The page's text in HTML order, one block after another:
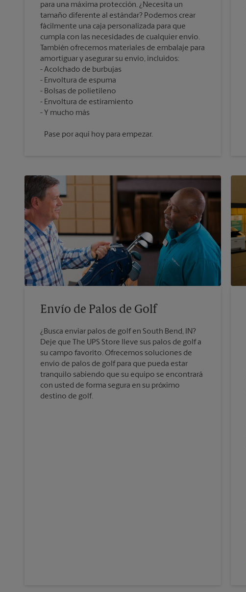
para una máxima protección. ¿Necesita un
tamaño diferente al estándar? Podemos crear
fácilmente una caja personalizada para que
cumpla con las necesidades de cualquier envío.
También ofrecemos materiales de embalaje para
amortiguar y asegurar su envío, incluidos:
Acolchado de burbujas
Envoltura de espuma
Bolsas de polietileno
Envoltura de estiramiento
Pase por aquí hoy para empezar.
Envío de Palos de Golf
¿Busca enviar palos de golf en South Bend, IN?
Deje que The UPS Store lleve sus palos de golf a
su campo favorito. Ofrecemos soluciones de
envío de palos de golf para que pueda estar
tranquilo sabiendo que su equipo se encontrará
con usted de forma segura en su próximo
destino de golf.